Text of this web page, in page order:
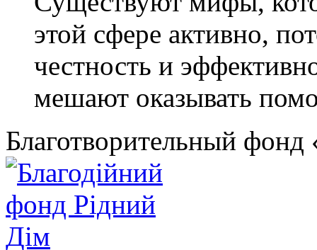
этой сфере активно,
честность и
мешают оказывать
Благотворительный